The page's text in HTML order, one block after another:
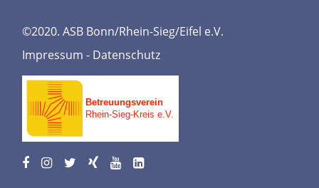
©2020. ASB Bonn/Rhein-Sieg/Eifel e.V.
Impressum - Datenschutz